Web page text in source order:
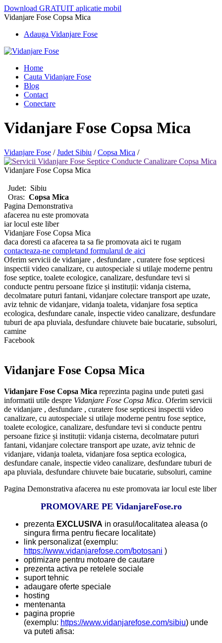
Download GRATUIT aplicatie mobil
Vidanjare Fose Copsa Mica
Adauga Vidanjare Fose
Home
Cauta Vidanjare Fose
Blog
Contact
Conectare
Vidanjare Fose Copsa Mica
Vidanjare Fose /Judet Sibiu /Copsa Mica /
Vidanjare Fose Copsa Mica
Judet: Sibiu
Oras: Copsa Mica
Pagina Demonstrativa
afacerea nu este promovata
iar locul este liber
Vidanjare Fose Copsa Mica
daca doresti ca afacerea ta sa fie promovata aici te rugam
contacteaza-ne completand formularul de aici
Oferim servicii de vidanjare , desfundare , curatere fose septicesi
inspectii video canalizare, cu autospeciale si utilaje moderne pentru
fose septice, toalete ecologice, canalizare, desfundare tevi si
conducte pentru persoane fizice și instituții: vidanja cisterna,
decolmatare puturi fantani, vidanjare colectare transport ape uzate,
aviz tehnic de vidanjare, vidanja toaleta, vidanjare fosa septica
ecologica, desfundare canale, inspectie video canalizare, desfundare
tuburi de apa pluviala, desfundare chiuvete baie bucatarie, subsoluri,
camine
Facebook
Vidanjare Fose Copsa Mica
Vidanjare Fose Copsa Mica reprezinta pagina unde puteti gasi
informatii utile despre Vidanjare Fose Copsa Mica. Oferim servicii
de vidanjare , desfundare , curatere fose septicesi inspectii video
canalizare, cu autospeciale si utilaje moderne pentru fose septice,
toalete ecologice, canalizare, desfundare tevi si conducte pentru
persoane fizice și instituții: vidanja cisterna, decolmatare puturi
fantani, vidanjare colectare transport ape uzate, aviz tehnic de
vidanjare, vidanja toaleta, vidanjare fosa septica ecologica,
desfundare canale, inspectie video canalizare, desfundare tuburi de
apa pluviala, desfundare chiuvete baie bucatarie, subsoluri, camine
Pagina Demonstrativa afacerea nu este promovata iar locul este liber
PROMOVARE PE VidanjareFose.ro
prezenta EXCLUSIVA in orasul/localitatea aleasa (o
singura firma pentru fiecare localitate)
link personalizat (exemplu:
https://www.vidanjarefose.com/botosani )
optimizare pentru motoare de cautare
prezenta activa pe retelele sociale
suport tehnic
adaugare oferte speciale
hosting
mentenanta
pagina proprie
(exemplu: https://www.vidanjarefose.com/sibiu) unde
va puteti afisa: